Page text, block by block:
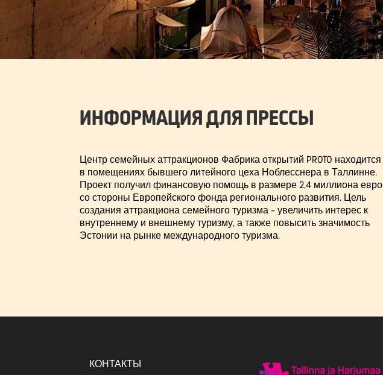
ИНФОРМАЦИЯ ДЛЯ ПРЕССЫ
Центр семейных аттракционов Фабрика открытий PROTO находится
в помещениях бывшего литейного цеха Ноблесснера в Таллинне.
Проект получил финансовую помощь в размере 2,4 миллиона евро
со стороны Европейского фонда регионального развития. Цель
создания аттракциона семейного туризма – увеличить интерес к
внутреннему и внешнему туризму, а также повысить значимость
Эстонии на рынке международного туризма.
КОНТАКТЫ